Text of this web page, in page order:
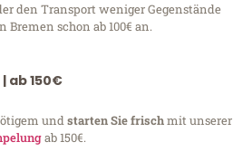
den Transport weniger Gegenstände
Bremen schon ab 100€ an.
| ab 150€
undstarten Sie frischmit unserer
ab 150€.